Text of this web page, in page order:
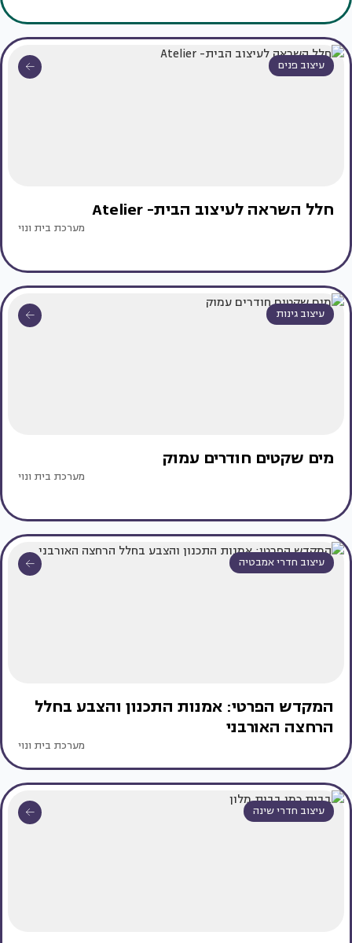
עיצוב פנים
חלל השראה לעיצוב הבית- Atelier
מערכת בית ונוי
עיצוב גינות
מים שקטים חודרים עמוק
מערכת בית ונוי
עיצוב חדרי אמבטיה
המקדש הפרטי: אמנות התכנון והצבע בחלל
הרחצה האורבני
מערכת בית ונוי
עיצוב חדרי שינה